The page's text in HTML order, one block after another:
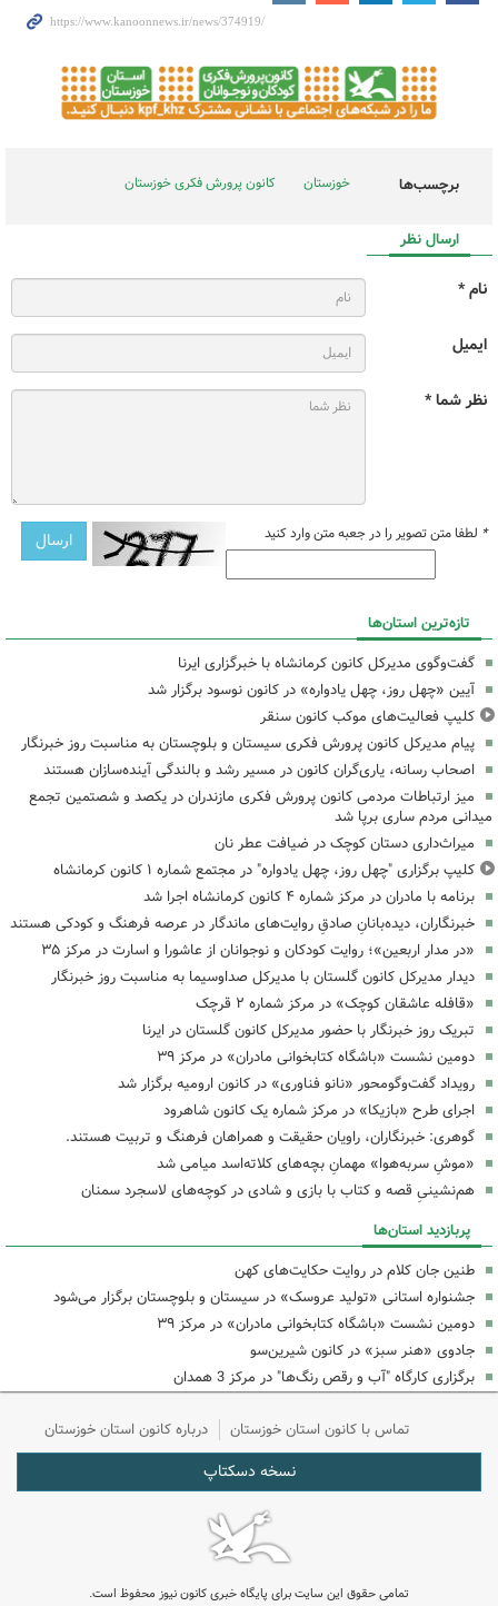
برچسب‌ها خوزستان کانون پرورش فکری خوزستان
ارسال نظر
نام *
ایمیل
نظر شما *
* لطفا متن تصویر را در جعبه متن وارد کنید
تازه‌ترین استان‌ها
گفت‌وگوی مدیرکل کانون کرمانشاه با خبرگزاری ایرنا
آیین «چهل روز، چهل یادواره» در کانون نوسود برگزار شد
کلیپ فعالیت‌های موکب کانون سنقر
پیام مدیرکل کانون پرورش فکری سیستان و بلوچستان به مناسبت روز خبرنگار
اصحاب رسانه، یاری‌گران کانون در مسیر رشد و بالندگی آینده‌سازان هستند
میز ارتباطات مردمی کانون پرورش فکری مازندران در یکصد و شصتمین تجمع
میدانی مردم ساری برپا شد
میراث‌داری دستان کوچک در ضیافت عطر نان
کلیپ برگزاری "چهل روز، چهل یادواره" در مجتمع شماره ۱ کانون کرمانشاه
برنامه با مادران در مرکز شماره ۴ کانون کرمانشاه اجرا شد
خبرنگاران، دیده‌بانانِ صادقِ روایت‌های ماندگار در عرصه فرهنگ و کودکی هستند
«در مدار اربعین»؛ روایت کودکان و نوجوانان از عاشورا و اسارت در مرکز ۳۵
دیدار مدیرکل کانون گلستان با مدیرکل صداوسیما به مناسبت روز خبرنگار
«قافله عاشقان کوچک» در مرکز شماره ۲ قرچک
تبریک روز خبرنگار با حضور مدیرکل کانون گلستان در ایرنا
دومین نشست «باشگاه کتابخوانی مادران» در مرکز ۳۹
رویداد گفت‌وگومحور «نانو فناوری» در کانون ارومیه برگزار شد
اجرای طرح «بازیکا» در مرکز شماره یک کانون شاهرود
گوهری: خبرنگاران، راویان حقیقت و همراهان فرهنگ و تربیت هستند.
«موشِ سربه‌هوا» مهمانِ بچه‌های کلاته‌اسد میامی شد
هم‌نشینیِ قصه و کتاب با بازی و شادی در کوچه‌های لاسجرد سمنان
پربازدید استان‌ها
طنین جان کلام در روایت حکایت‌های کهن
جشنواره استانی «تولید عروسک» در سیستان و بلوچستان برگزار می‌شود
دومین نشست «باشگاه کتابخوانی مادران» در مرکز ۳۹
جادوی «هنر سبز» در کانون شیرین‌سو
برگزاری کارگاه "آب و رقص رنگ‌ها" در مرکز 3 همدان
تماس با کانون استان خوزستان درباره کانون استان خوزستان
نسخه دسکتاپ
تمامی حقوق این سایت برای پایگاه خبری کانون نیوز محفوظ است.